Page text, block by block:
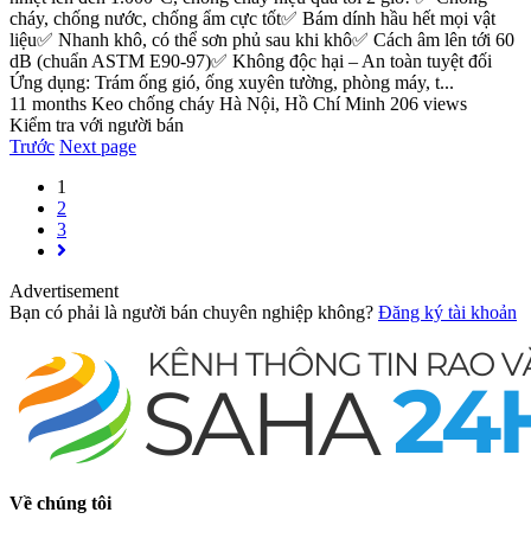
cháy, chống nước, chống ẩm cực tốt✅ Bám dính hầu hết mọi vật
liệu✅ Nhanh khô, có thể sơn phủ sau khi khô✅ Cách âm lên tới 60
dB (chuẩn ASTM E90-97)✅ Không độc hại – An toàn tuyệt đối
Ứng dụng: Trám ống gió, ống xuyên tường, phòng máy, t...
11 months Keo chống cháy Hà Nội, Hồ Chí Minh 206 views
Kiểm tra với người bán
Trước Next page
1
2
3
Advertisement
Bạn có phải là người bán chuyên nghiệp không? Đăng ký tài khoản
Về chúng tôi